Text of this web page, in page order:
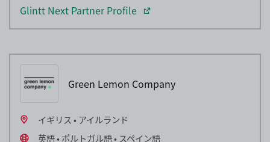
Glintt Next Partner Profile
Green Lemon Company
イギリス • アイルランド
英語 • ポルトガル語 • スペイン語